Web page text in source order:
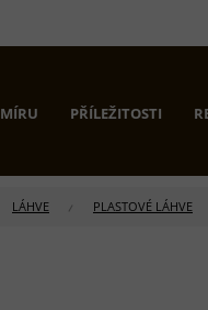
PŘÍLEŽITOSTI
LÁHVE PLASTOVÉ LÁHVE